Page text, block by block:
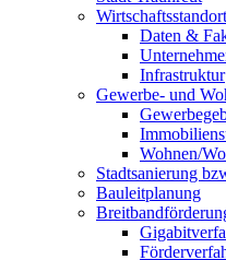
Daten &
Infrastruktur
Gewerbe- und
Wohnen/
Stadtsanierung
Bauleitplanung